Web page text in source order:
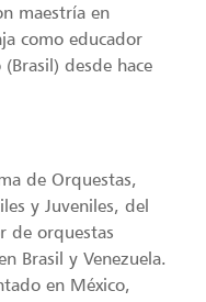
maestría en
como educador
(Brasil) desde hace
de Orquestas,
y Juveniles, del
de orquestas
Brasil y Venezuela.
en México,